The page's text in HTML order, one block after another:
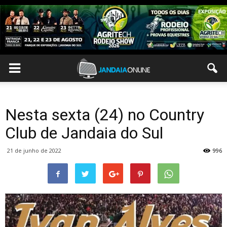
Nesta sexta (24) no Country
Club de Jandaia do Sul
21 de junho de 2022 996